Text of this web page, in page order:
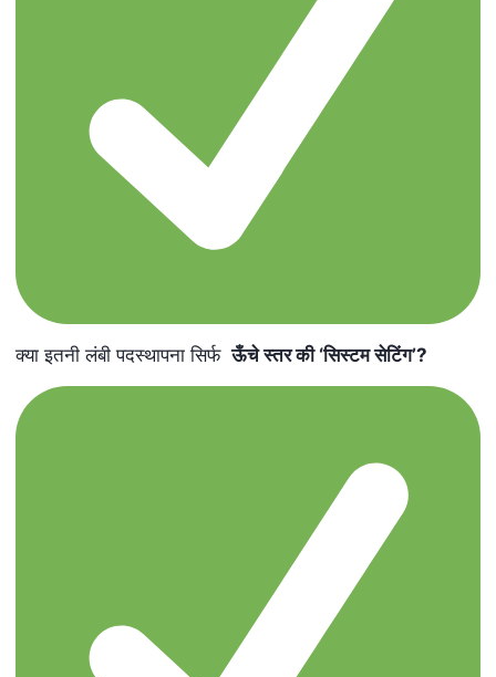
क्या इतनी लंबी पदस्थापना सिर्फऊँचे स्तर की ‘सिस्टम सेटिंग’?